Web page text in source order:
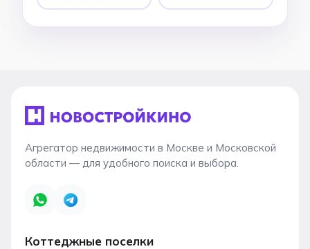
Агрегатор недвижимости в Москве и Московской
области — для удобного поиска и выбора.
Коттеджные поселки